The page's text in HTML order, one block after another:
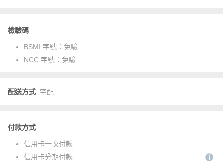
檢驗碼
BSMI 字號： 免驗
NCC 字號： 免驗
配送方式 宅配
付款方式
信用卡一次付款
信用卡分期付款